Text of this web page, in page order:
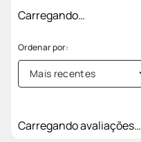
Carregando…
Mais recentes
Carregando avaliações…